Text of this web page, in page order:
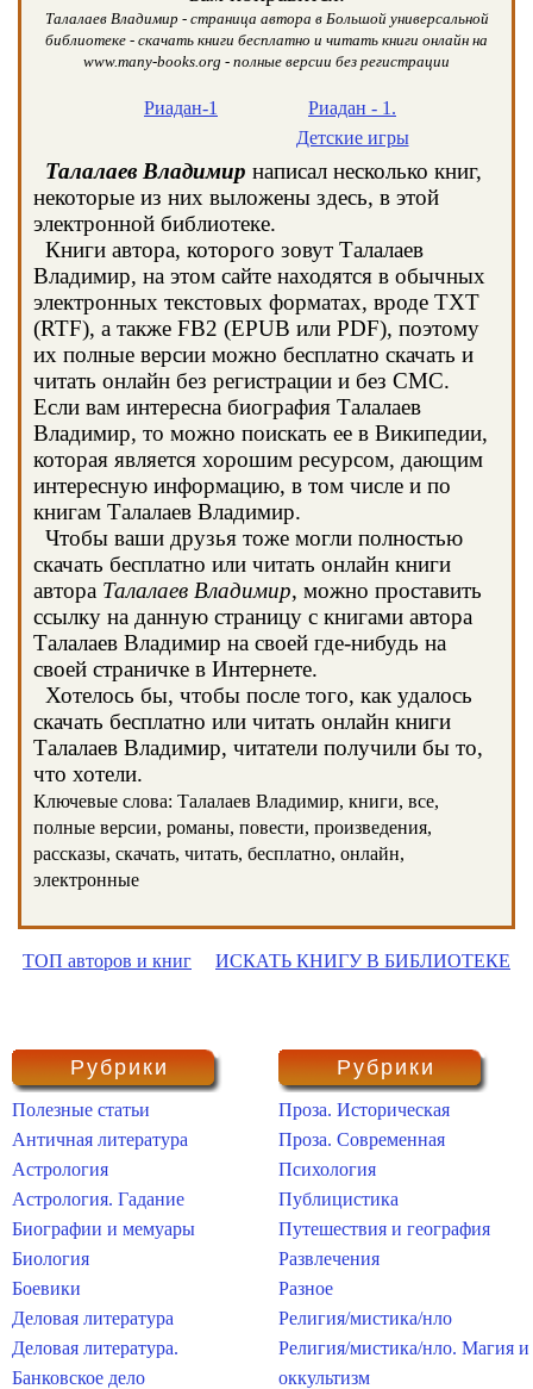
Талалаев Владимир - страница автора в Большой универсальной
библиотеке - скачать книги бесплатно и читать книги онлайн на
www.many-books.org - полные версии без регистрации
Риадан-1
Риадан - 1.
Детские игры
Талалаев Владимир написал несколько книг,
некоторые из них выложены здесь, в этой
электронной библиотеке.
Книги автора, которого зовут Талалаев
Владимир, на этом сайте находятся в обычных
электронных текстовых форматах, вроде TXT
(RTF), а также FB2 (EPUB или PDF), поэтому
их полные версии можно бесплатно скачать и
читать онлайн без регистрации и без СМС.
Если вам интересна биография Талалаев
Владимир, то можно поискать ее в Википедии,
которая является хорошим ресурсом, дающим
интересную информацию, в том числе и по
книгам Талалаев Владимир.
Чтобы ваши друзья тоже могли полностью
скачать бесплатно или читать онлайн книги
автора Талалаев Владимир, можно проставить
ссылку на данную страницу с книгами автора
Талалаев Владимир на своей где-нибудь на
своей страничке в Интернете.
Хотелось бы, чтобы после того, как удалось
скачать бесплатно или читать онлайн книги
Талалаев Владимир, читатели получили бы то,
что хотели.
Ключевые слова: Талалаев Владимир, книги, все,
полные версии, романы, повести, произведения,
рассказы, скачать, читать, бесплатно, онлайн,
электронные
ТОП авторов и книг ИСКАТЬ КНИГУ В БИБЛИОТЕКЕ
Рубрики
Полезные статьи
Античная литература
Астрология
Астрология. Гадание
Биографии и мемуары
Биология
Боевики
Деловая литература
Деловая литература.
Банковское дело
Рубрики
Проза. Историческая
Проза. Современная
Психология
Публицистика
Путешествия и география
Развлечения
Разное
Религия/мистика/нло
Религия/мистика/нло. Магия и
оккультизм